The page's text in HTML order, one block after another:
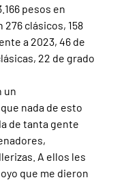
pesos en
clásicos, 158
a 2023, 46 de
22 de grado
un
nada de esto
de tanta gente
A ellos les
que me dieron